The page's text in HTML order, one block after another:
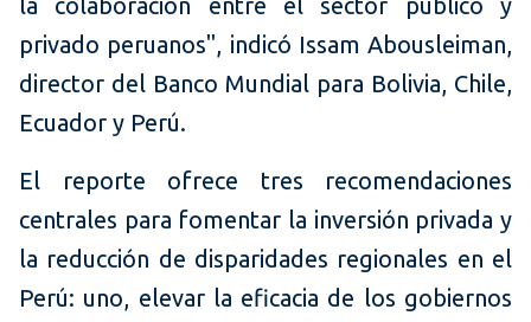
la colaboración entre el sector público y
privado peruanos", indicó Issam Abousleiman,
director del Banco Mundial para Bolivia, Chile,
Ecuador y Perú.
El reporte ofrece tres recomendaciones
centrales para fomentar la inversión privada y
la reducción de disparidades regionales en el
Perú: uno, elevar la eficacia de los gobiernos